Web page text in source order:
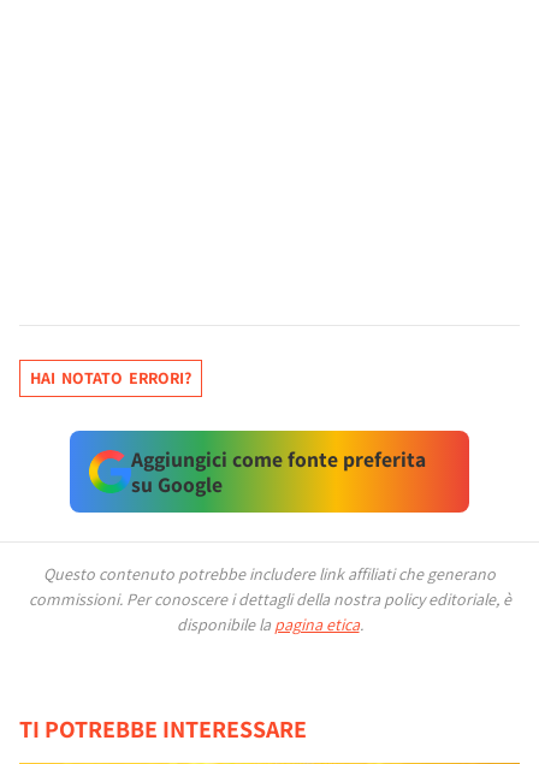
HAI NOTATO ERRORI?
Aggiungici come fonte preferita
su Google
Questo contenuto potrebbe includere link affiliati che generano
commissioni. Per conoscere i dettagli della nostra policy editoriale, è
disponibile la pagina etica.
TI POTREBBE INTERESSARE